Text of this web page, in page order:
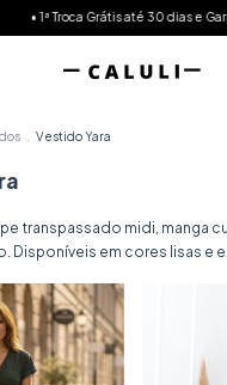
até 30 dias e Garantia Vitalícia •
Vestido Yara
transpassado midi, manga
Disponíveis em cores lisas e